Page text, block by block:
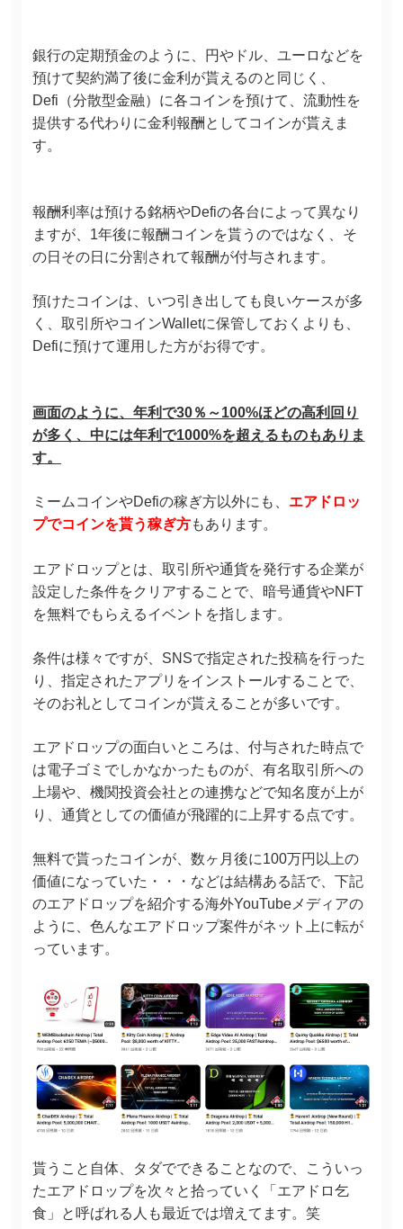
銀行の定期預金のように、円やドル、ユーロなどを
預けて契約満了後に金利が貰えるのと同じく、
Defi（分散型金融）に各コインを預けて、流動性を
提供する代わりに金利報酬としてコインが貰えま
す。
報酬利率は預ける銘柄やDefiの各台によって異なり
ますが、1年後に報酬コインを貰うのではなく、そ
の日その日に分割されて報酬が付与されます。
預けたコインは、いつ引き出しても良いケースが多
く、取引所やコインWalletに保管しておくよりも、
Defiに預けて運用した方がお得です。
画面のように、年利で30％～100%ほどの高利回り
が多く、中には年利で1000%を超えるものもありま
す。
ミームコインやDefiの稼ぎ方以外にも、 エアドロッ
プでコインを貰う稼ぎ方もあります。
エアドロップとは、取引所や通貨を発行する企業が
設定した条件をクリアすることで、暗号通貨やNFT
を無料でもらえるイベントを指します。
条件は様々ですが、SNSで指定された投稿を行った
り、指定されたアプリをインストールすることで、
そのお礼としてコインが貰えることが多いです。
エアドロップの面白いところは、付与された時点で
は電子ゴミでしかなかったものが、有名取引所への
上場や、機関投資会社との連携などで知名度が上が
り、通貨としての価値が飛躍的に上昇する点です。
無料で貰ったコインが、数ヶ月後に100万円以上の
価値になっていた・・・などは結構ある話で、下記
のエアドロップを紹介する海外YouTubeメディアの
ように、色んなエアドロップ案件がネット上に転が
っています。
貰うこと自体、タダでできることなので、こういっ
たエアドロップを次々と拾っていく「エアドロ乞
食」と呼ばれる人も最近では増えてます。笑